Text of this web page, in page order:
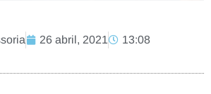
26 abril, 2021 13:08